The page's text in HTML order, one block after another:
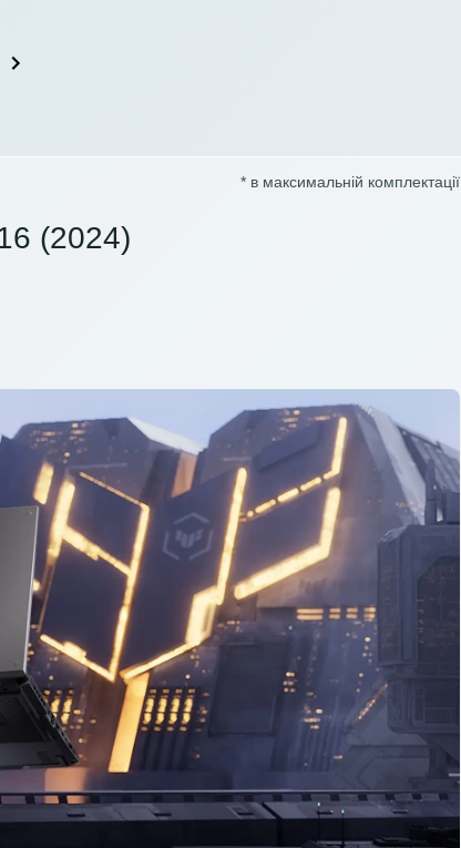
* в максимальній комплектації
(2024)